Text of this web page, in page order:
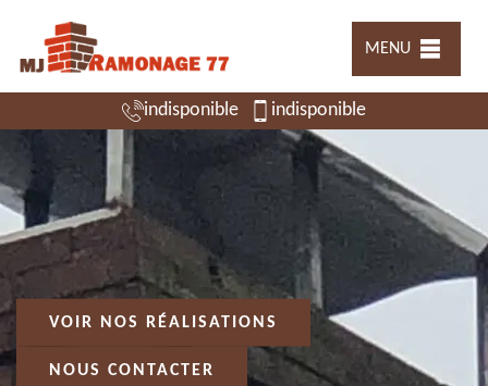
MENU
indisponible indisponible
VOIR NOS RÉALISATIONS
NOUS CONTACTER